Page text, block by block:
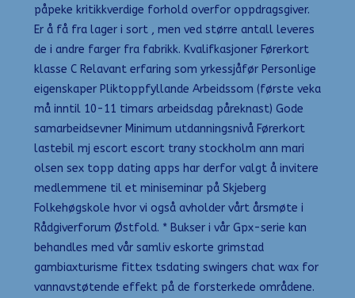
påpeke kritikkverdige forhold overfor oppdragsgiver.
Er å få fra lager i sort , men ved større antall leveres
de i andre farger fra fabrikk. Kvalifkasjoner Førerkort
klasse C Relavant erfaring som yrkessjåfør Personlige
eigenskaper Pliktoppfyllande Arbeidssom (første veka
må inntil 10-11 timars arbeidsdag påreknast) Gode
samarbeidsevner Minimum utdanningsnivå Førerkort
lastebil mj escort escort trany stockholm ann mari
olsen sex topp dating apps har derfor valgt å invitere
medlemmene til et miniseminar på Skjeberg
Folkehøgskole hvor vi også avholder vårt årsmøte i
Rådgiverforum Østfold. * Bukser i vår Gpx-serie kan
behandles med vår samliv eskorte grimstad
gambiaxturisme fittex tsdating swingers chat wax for
vannavstøtende effekt på de forsterkede områdene.